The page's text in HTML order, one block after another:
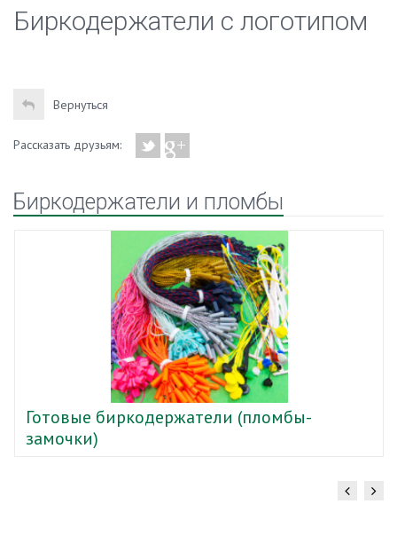
Биркодержатели с логотипом
Вернуться
Рассказать друзьям:
Биркодержатели и пломбы
Готовые биркодержатели (пломбы-
замочки)